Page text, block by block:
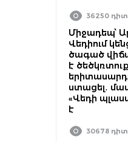
36250
Միջադեպ՝
Վեդիում
ծագած
է
ստացել․
«Վեդի
է
30678